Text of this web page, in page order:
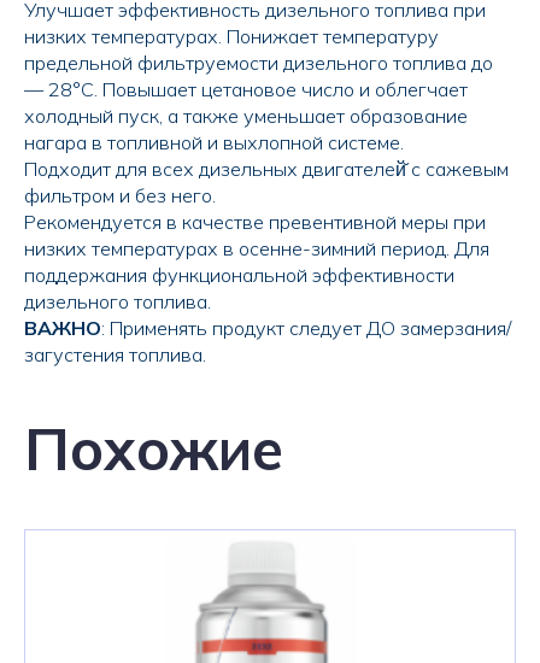
Улучшает эффективность дизельного топлива при
низких температурах. Понижает температуру
предельной фильтруемости дизельного топлива до
— 28°C. Повышает цетановое число и облегчает
холодный пуск, а также уменьшает образование
нагара в топливной и выхлопной системе.
Подходит для всех дизельных двигателей̆ с сажевым
фильтром и без него.
Рекомендуется в качестве превентивной меры при
низких температурах в осенне-зимний период. Для
поддержания функциональной эффективности
дизельного топлива.
ВАЖНО: Применять продукт следует ДО замерзания/
загустения топлива.
Похожие